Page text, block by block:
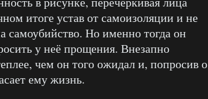
итоге устав от самоизоляции и не
самоубийство. Но именно тогда он
у неё прощения. Внезапно
чем он того ожидал и, попросив о
ему жизнь.